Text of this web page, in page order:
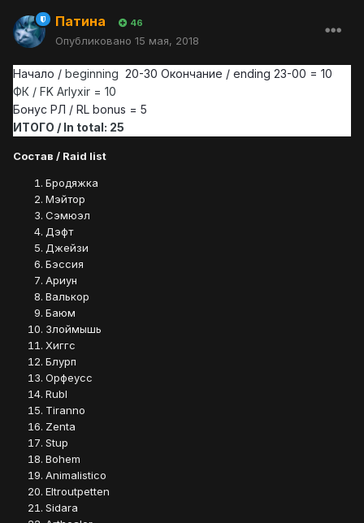
Патина 46
Опубликовано 15 мая, 2018
Начало / beginning 20-30 Окончание / ending 23-00 = 10
ФК / FK Arlyxir = 10
Бонус РЛ / RL bonus = 5
ИТОГО / In total: 25
Состав / Raid list
Бродяжка
Мэйтор
Сэмюэл
Дэфт
Джейзи
Бэссия
Ариун
Валькор
Баюм
Злоймышь
Хиггс
Блурп
Орфеусс
Rubl
Tiranno
Zenta
Stup
Bohem
Animalistico
Eltroutpetten
Sidara